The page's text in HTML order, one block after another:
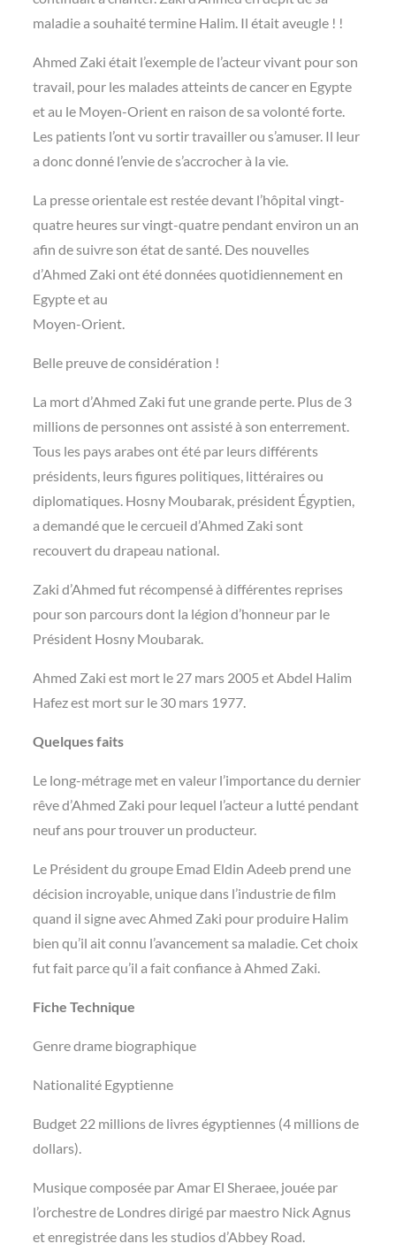
maladie a souhaité termine Halim. Il était aveugle ! !
Ahmed Zaki était l’exemple de l’acteur vivant pour son
travail, pour les malades atteints de cancer en Egypte
et au le Moyen-Orient en raison de sa volonté forte.
Les patients l’ont vu sortir travailler ou s’amuser. Il leur
a donc donné l’envie de s’accrocher à la vie.
La presse orientale est restée devant l’hôpital vingt-
quatre heures sur vingt-quatre pendant environ un an
afin de suivre son état de santé. Des nouvelles
d’Ahmed Zaki ont été données quotidiennement en
Egypte et au
Moyen-Orient.
Belle preuve de considération !
La mort d’Ahmed Zaki fut une grande perte. Plus de 3
millions de personnes ont assisté à son enterrement.
Tous les pays arabes ont été par leurs différents
présidents, leurs figures politiques, littéraires ou
diplomatiques. Hosny Moubarak, président Égyptien,
a demandé que le cercueil d’Ahmed Zaki sont
recouvert du drapeau national.
Zaki d’Ahmed fut récompensé à différentes reprises
pour son parcours dont la légion d’honneur par le
Président Hosny Moubarak.
Ahmed Zaki est mort le 27 mars 2005 et Abdel Halim
Hafez est mort sur le 30 mars 1977.
Quelques faits
Le long-métrage met en valeur l’importance du dernier
rêve d’Ahmed Zaki pour lequel l’acteur a lutté pendant
neuf ans pour trouver un producteur.
Le Président du groupe Emad Eldin Adeeb prend une
décision incroyable, unique dans l’industrie de film
quand il signe avec Ahmed Zaki pour produire Halim
bien qu’il ait connu l’avancement sa maladie. Cet choix
fut fait parce qu’il a fait confiance à Ahmed Zaki.
Fiche Technique
Genre drame biographique
Nationalité Egyptienne
Budget 22 millions de livres égyptiennes (4 millions de
dollars).
Musique composée par Amar El Sheraee, jouée par
l’orchestre de Londres dirigé par maestro Nick Agnus
et enregistrée dans les studios d’Abbey Road.